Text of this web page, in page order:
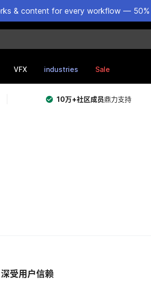
& content for every workflow —
VFX industries Sale
10万+社区成员鼎力支持
深受用户信赖